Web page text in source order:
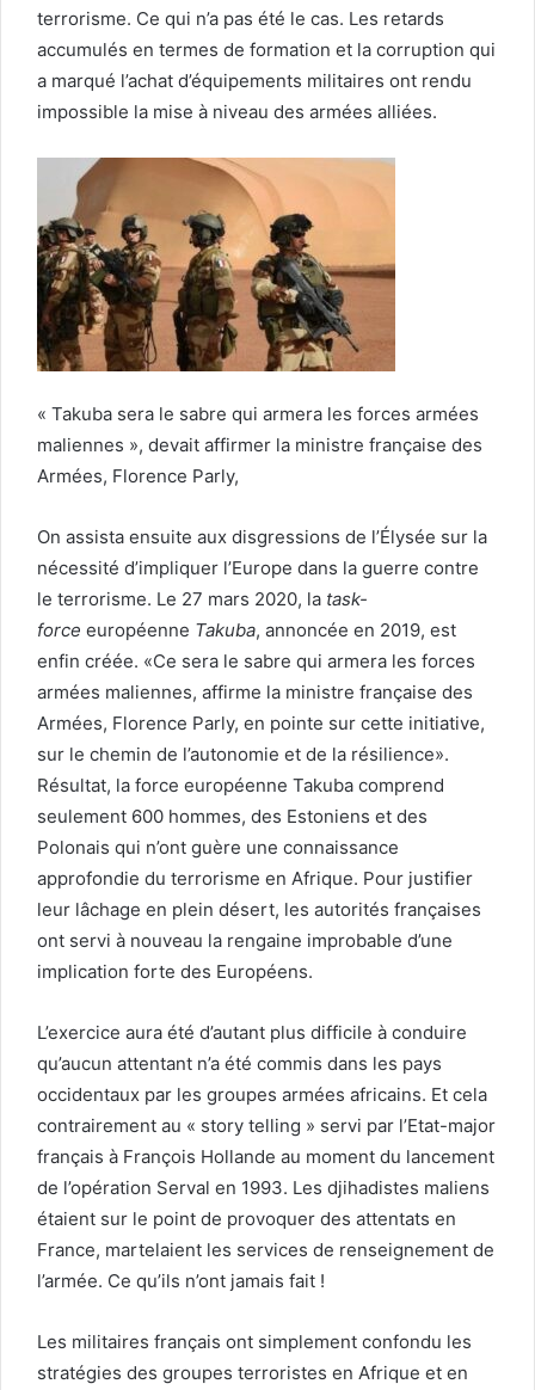
terrorisme. Ce qui n’a pas été le cas. Les retards
accumulés en termes de formation et la corruption qui
a marqué l’achat d’équipements militaires ont rendu
impossible la mise à niveau des armées alliées.
« Takuba sera le sabre qui armera les forces armées
maliennes », devait affirmer la ministre française des
Armées, Florence Parly,
On assista ensuite aux disgressions de l’Élysée sur la
nécessité d’impliquer l’Europe dans la guerre contre
le terrorisme. Le 27 mars 2020, la task-
force européenne Takuba, annoncée en 2019, est
enfin créée. «Ce sera le sabre qui armera les forces
armées maliennes, affirme la ministre française des
Armées, Florence Parly, en pointe sur cette initiative,
sur le chemin de l’autonomie et de la résilience».
Résultat, la force européenne Takuba comprend
seulement 600 hommes, des Estoniens et des
Polonais qui n’ont guère une connaissance
approfondie du terrorisme en Afrique. Pour justifier
leur lâchage en plein désert, les autorités françaises
ont servi à nouveau la rengaine improbable d’une
implication forte des Européens.
L’exercice aura été d’autant plus difficile à conduire
qu’aucun attentant n’a été commis dans les pays
occidentaux par les groupes armées africains. Et cela
contrairement au « story telling » servi par l’Etat-major
français à François Hollande au moment du lancement
de l’opération Serval en 1993. Les djihadistes maliens
étaient sur le point de provoquer des attentats en
France, martelaient les services de renseignement de
l’armée. Ce qu’ils n’ont jamais fait !
Les militaires français ont simplement confondu les
stratégies des groupes terroristes en Afrique et en